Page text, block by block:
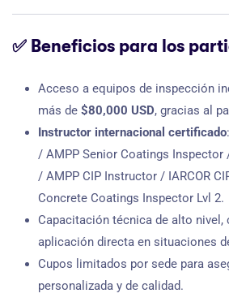
✅ Beneficios para los
Acceso a equipos de inspección
más de $80,000 USD, gracias al
Instructor internacional certificado
/ AMPP Senior Coatings Inspector
/ AMPP CIP Instructor / IARCOR
Concrete Coatings Inspector Lvl 2.
Capacitación técnica de alto nivel,
aplicación directa en situaciones
Cupos limitados por sede para
personalizada y de calidad.